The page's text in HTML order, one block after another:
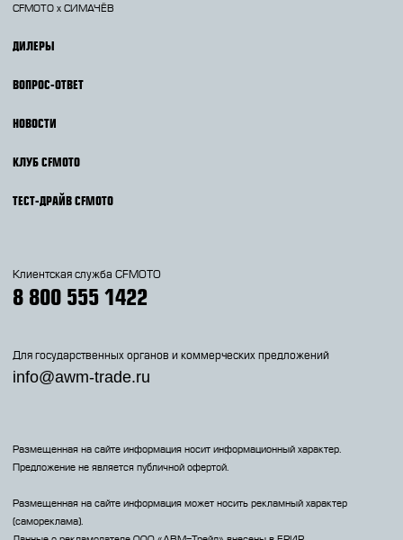
CFMOTO х СИМАЧЁВ
ДИЛЕРЫ
ВОПРОС-ОТВЕТ
НОВОСТИ
КЛУБ CFMOTO
ТЕСТ-ДРАЙВ CFMOTO
Клиентская служба CFMOTO
8 800 555 1422
Для государственных органов и коммерческих предложений
info@awm-trade.ru
Размещенная на сайте информация носит информационный характер.
Предложение не является публичной офертой.
Размещенная на сайте информация может носить рекламный характер
(самореклама).